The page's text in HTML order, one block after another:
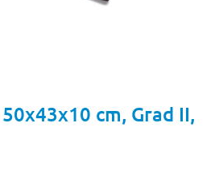
cm, Grad II,